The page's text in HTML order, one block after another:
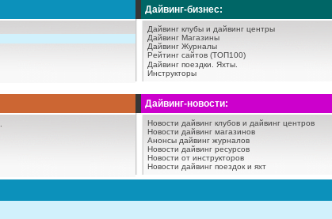
Дайвинг-бизнес:
Дайвинг клубы и дайвинг центры
Дайвинг Магазины
Дайвинг Журналы
Рейтинг сайтов (ТОП100)
Дайвинг поездки.
Яхты.
Инструкторы
Дайвинг-новости:
Новости дайвинг клубов и дайвинг центров
Новости дайвинг магазинов
Анонсы дайвинг журналов
Новости дайвинг ресурсов
Новости от инструкторов
Новости дайвинг поездок и яхт